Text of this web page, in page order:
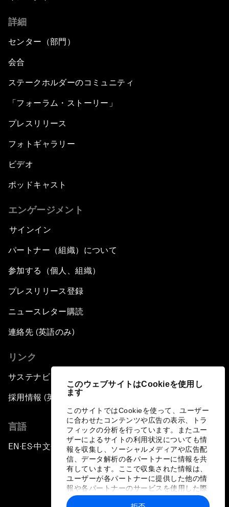
このウェブサイトはCookieを使用し
ます
このサイトではCookieを使って、ユーザー
に合わせたコンテンツや広告の表示、トラ
フィックの分析を行っています。またユー
ザーによるサイトの利用状況についても情
報を収集し、ソーシャルメディアや広告配
信、データ解析の各パートナーに情報を共
有しています。ここで収集された情報は、
ユーザーが各パートナーに提供した他の情
報や各パートナーのサービスを使用した際
に収集された情報と組み合わされ、各パー
詳細
センター（部門）
会合
ステークホルダーのコミュニティ
「フォーラム・ストーリー」
プレスリリース
フォトギャラリー
ビデオ
ポッドキャスト
エンゲージメント
サインイン
パートナー（組織）について
参加する（個人、組織）
プレスリリース登録
ニュースレター購読
連絡先 (英語のみ)
リンク
サステナビリティへの取り組み
採用情報 (英語のみ)
言語
EN ▪ ES▪中文▪ 日本語